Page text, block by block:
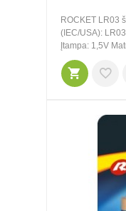
ROCKET LR03
(IEC/USA):
Įtampa: 1,5V